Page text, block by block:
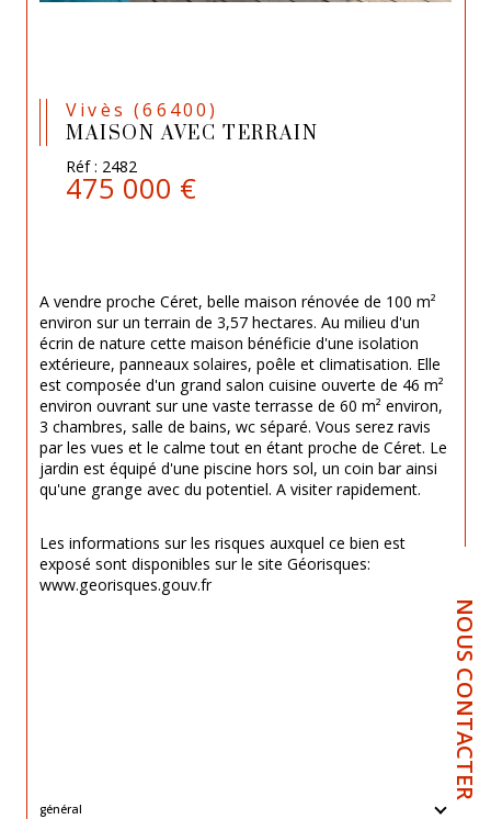
NOUS CONTACTER
Vivès (66400)
MAISON AVEC TERRAIN
Réf : 2482
475 000 €
A vendre proche Céret, belle maison rénovée de 100 m²
environ sur un terrain de 3,57 hectares. Au milieu d'un
écrin de nature cette maison bénéficie d'une isolation
extérieure, panneaux solaires, poêle et climatisation. Elle
est composée d'un grand salon cuisine ouverte de 46 m²
environ ouvrant sur une vaste terrasse de 60 m² environ,
3 chambres, salle de bains, wc séparé. Vous serez ravis
par les vues et le calme tout en étant proche de Céret. Le
jardin est équipé d'une piscine hors sol, un coin bar ainsi
qu'une grange avec du potentiel. A visiter rapidement.
Les informations sur les risques auxquel ce bien est
exposé sont disponibles sur le site Géorisques:
www.georisques.gouv.fr
général